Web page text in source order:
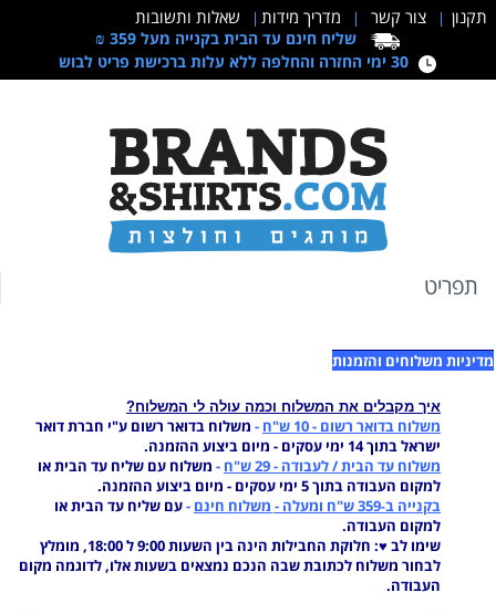
תקנון צור קשר מדריך מידות שאלות ותשובות
שליח חינם עד הבית בקנייה מעל 359 ₪
30 ימי החזרה והחלפה ללא עלות ברכישת פריט לבוש
תפריט
מדיניות משלוחים והזמנות
איך מקבלים את המשלוח וכמה עולה לי המשלוח?
משלוח בדואר רשום -10 ש"ח - משלוח בדואר רשום ע"י חברת דואר
ישראל בתוך 14 ימי עסקים - מיום ביצוע ההזמנה.
משלוח עד הבית / לעבודה -29 ש"ח - משלוח עם שליח עד הבית או
למקום העבודה בתוך 5 ימי עסקים - מיום ביצוע ההזמנה.
בקנייה ב-
359ש"ח ומעלה - משלוח חינם -עם שליח עד הביתאו
למקום העבודה.
שימו לב ♥
: חלוקת החבילות הינה בין השעות 9:00 ל 18:00, מומלץ
לבחור משלוח לכתובת שבה הנכם נמצאים בשעות אלו, לדוגמה מקום
העבודה.